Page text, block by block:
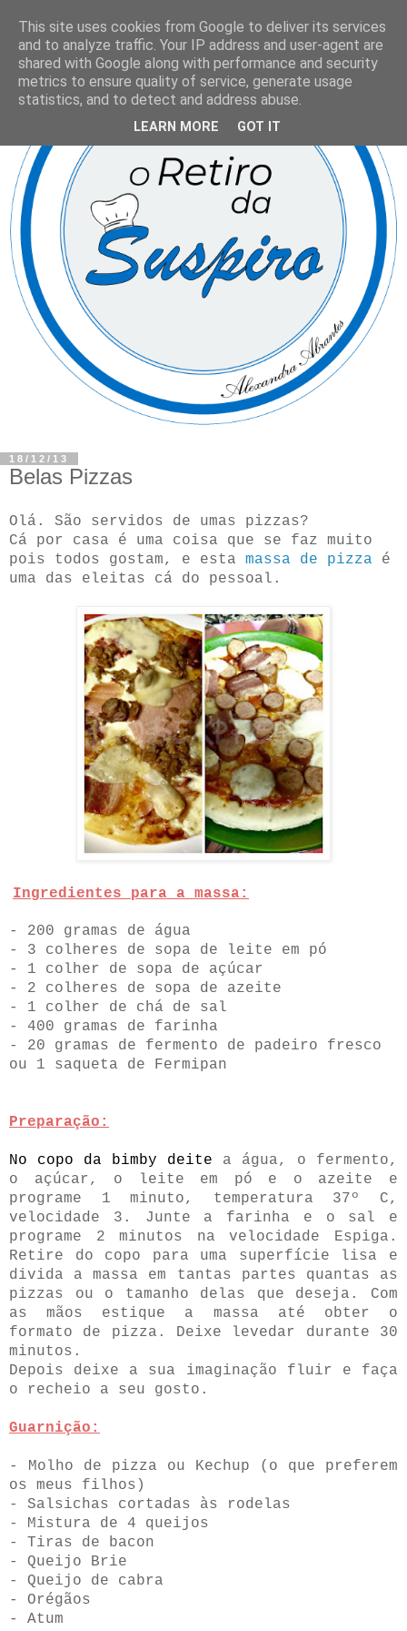
18/12/13
Belas Pizzas
Olá. São servidos de umas pizzas?
Cá por casa é uma coisa que se faz muito
pois todos gostam, e esta massa de pizza é
uma das eleitas cá do pessoal.
Ingredientes para a massa:
- 200 gramas de água
- 3 colheres de sopa de leite em pó
- 1 colher de sopa de açúcar
- 2 colheres de sopa de azeite
- 1 colher de chá de sal
- 400 gramas de farinha
- 20 gramas de fermento de padeiro fresco
ou 1 saqueta de Fermipan
Preparação:
No copo da bimby deite
a água, o fermento,
o açúcar, o leite em pó e o azeite e
programe 1 minuto, temperatura 37º C,
velocidade 3. Junte a farinha e o sal e
programe 2 minutos na velocidade Espiga.
Retire do copo para uma superfície lisa e
divida a massa em tantas partes quantas as
pizzas ou o tamanho delas que deseja. Com
as mãos estique a massa até obter o
formato de pizza. Deixe levedar durante 30
minutos.
Depois deixe a sua imaginação fluir e faça
o recheio a seu gosto.
Guarnição:
- Molho de pizza ou Kechup (o que preferem
os meus filhos)
- Salsichas cortadas às rodelas
- Mistura de 4 queijos
- Tiras de bacon
- Queijo Brie
- Queijo de cabra
- Orégãos
- Atum
This site uses cookies from Google to deliver its services
and to analyze traffic. Your IP address and user-agent are
shared with Google along with performance and security
metrics to ensure quality of service, generate usage
statistics, and to detect and address abuse.
LEARN MORE GOT IT